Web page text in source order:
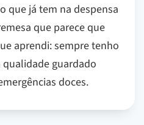
que já tem na despensa
que parece que
aprendi: sempre tenho
guardado
doces.